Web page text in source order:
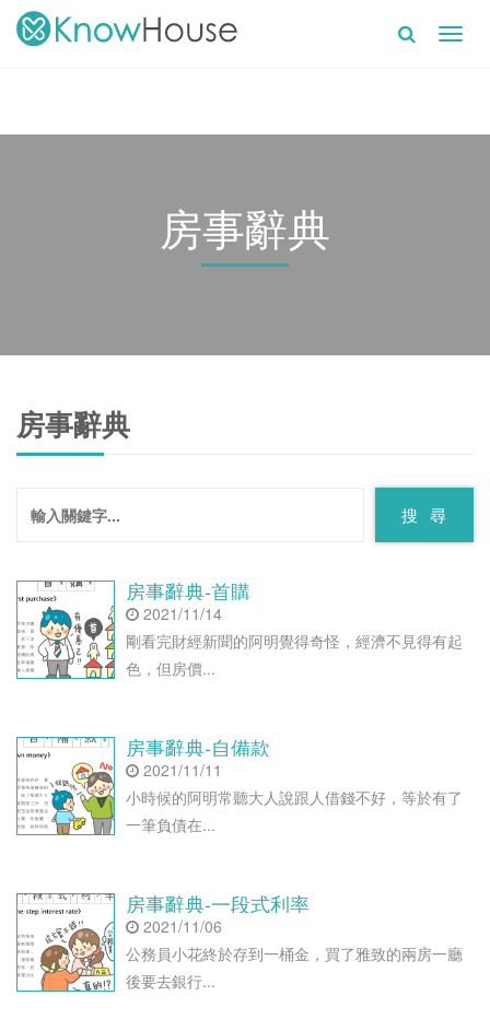
房事辭典
房事辭典
搜 尋
房事辭典-首購
2021/11/14
剛看完財經新聞的阿明覺得奇怪，經濟不見得有起
色，但房價...
房事辭典-自備款
2021/11/11
小時候的阿明常聽大人說跟人借錢不好，等於有了
一筆負債在...
房事辭典-一段式利率
2021/11/06
公務員小花終於存到一桶金，買了雅致的兩房一廳
後要去銀行...